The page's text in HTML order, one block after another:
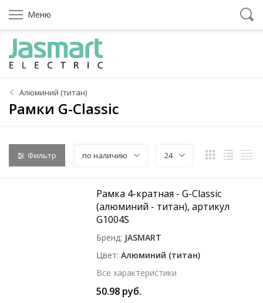
Меню
Алюминий (титан)
Рамки G-Classic
Фильтр по наличию 24
Рамка 4-кратная - G-Classic
(алюминий - титан), артикул
G1004S
Бренд JASMART
Цвет Алюминий (титан)
Все характеристики
50.98 руб.